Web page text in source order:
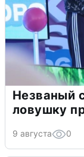
Незваный
ловушку
9 августа 0